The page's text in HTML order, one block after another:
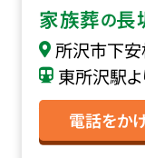
家族葬の長
所沢市下
東所沢駅
電話をか